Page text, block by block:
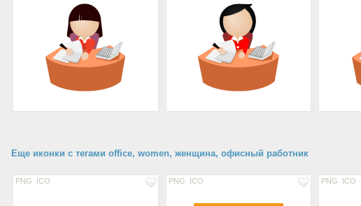
Еще иконки с тегами office, women, женщина, офисный работник
PNG ICO PNG ICO PNG ICO